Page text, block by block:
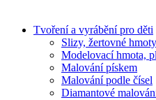
Tvoření a vyrábění pro děti
Slizy, žertovné hmoty
Modelovací hmota,
Malování pískem
Malování podle čísel
Diamantové